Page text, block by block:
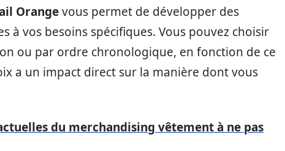
Orangevous permet de développer des
à vos besoins spécifiques. Vous pouvez choisir
ou par ordre chronologique, en fonction de ce
a un impact direct sur la manière dont vous
du merchandising vêtement à ne pas